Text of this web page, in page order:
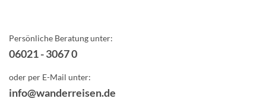
Persönliche Beratung unter:
06021 - 3067 0
oder per E-Mail unter:
info@wanderreisen.de